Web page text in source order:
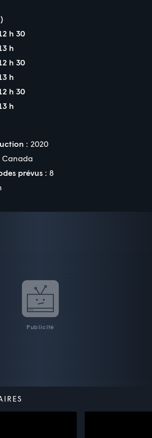
h 30
h
h 30
h
h 30
h
: 2020
Canada
prévus : 8
Publicité